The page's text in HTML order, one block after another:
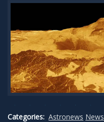
Categories: Astronews News